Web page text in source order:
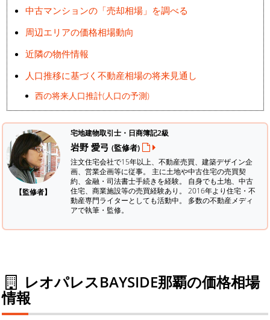
中古マンションの「売却相場」を調べる
周辺エリアの価格相場動向
近隣の物件情報
人口推移に基づく不動産相場の将来見通し
西の将来人口推計(人口の予測)
【監修者】
宅地建物取引士・日商簿記2級
岩野 愛弓 (監修者)
注文住宅会社で15年以上、不動産売買、建築デザイン企
画、営業企画等に従事。 主に土地や中古住宅の売買契
約、金融・司法書士手続きを経験。 自身でも土地、中古
住宅、商業施設等の売買経験あり。 2016年より住宅・不
動産専門ライターとしても活動中。 多数の不動産メディ
アで執筆・監修。
レオパレスBAYSIDE那覇の価格相場
情報